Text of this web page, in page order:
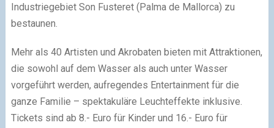
Industriegebiet Son Fusteret (Palma de Mallorca) zu
bestaunen.
Mehr als 40 Artisten und Akrobaten bieten mit Attraktionen,
die sowohl auf dem Wasser als auch unter Wasser
vorgeführt werden, aufregendes Entertainment für die
ganze Familie – spektakuläre Leuchteffekte inklusive.
Tickets sind ab 8.- Euro für Kinder und 16.- Euro für